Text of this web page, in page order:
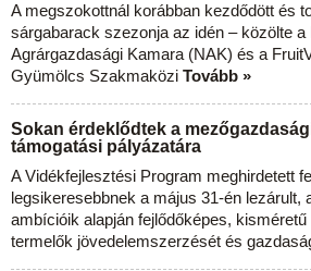
A megszokottnál korábban kezdődött és
sárgabarack szezonja az idén – közölte a
Agrárgazdasági Kamara (NAK) és a
Gyümölcs Szakmaközi Tovább »
Sokan érdeklődtek a
támogatási pályázatára
A Vidékfejlesztési Program meghirdetett
legsikeresebbnek a május 31-én lezárult,
ambícióik alapján fejlődőképes,
termelők jövedelemszerzését és